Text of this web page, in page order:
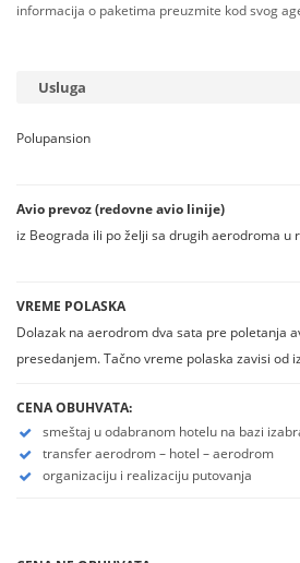
informacija o paketima preuzmite kod svog
Usluga
Polupansion
Avio prevoz (redovne avio linije)
iz Beograda ili po želji sa drugih aerodroma u
VREME POLASKA
Dolazak na aerodrom dva sata pre poletanja
presedanjem. Tačno vreme polaska zavisi od
CENA OBUHVATA:
smeštaj u odabranom hotelu na bazi
transfer aerodrom – hotel – aerodrom
organizaciju i realizaciju putovanja